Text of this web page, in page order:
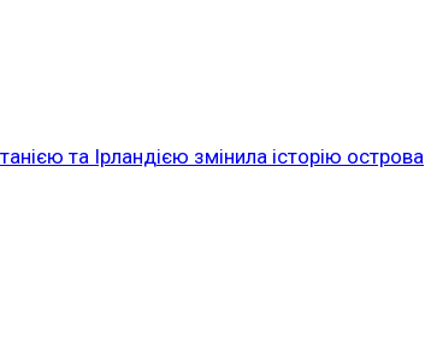
та Ірландією змінила історію острова